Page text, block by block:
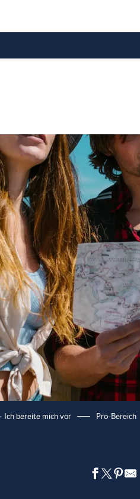
Ich bereite mich vor Pro-Bereich